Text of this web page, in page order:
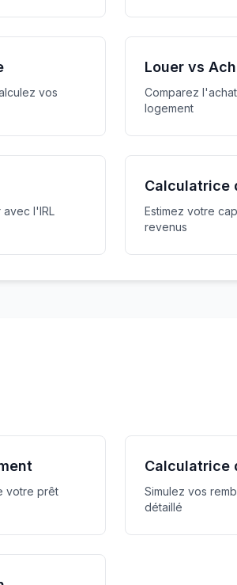
vos
Louer vs
Comparez
logement
l'IRL
Calculatrice
Estimez votre
revenus
votre prêt
Calculatrice
Simulez vos
détaillé